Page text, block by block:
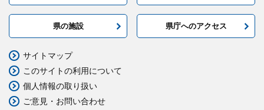
県の施設 県庁へのアクセス
サイトマップ
このサイトの利用について
個人情報の取り扱い
ご意見・お問い合わせ